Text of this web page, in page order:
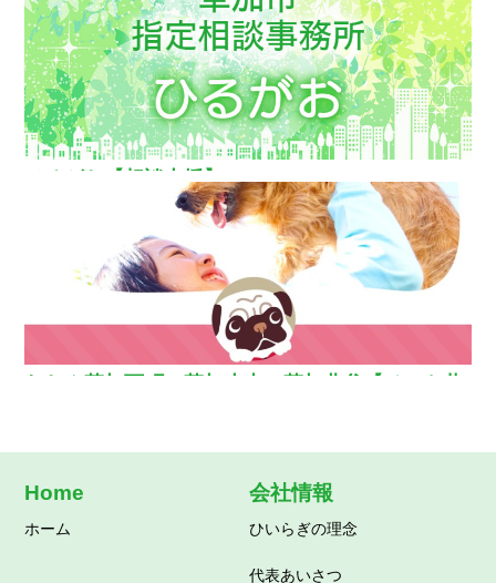
援】
ひるがお【相談支援】
Home
ホーム
会社情報
ひいらぎの理念
代表あいさつ